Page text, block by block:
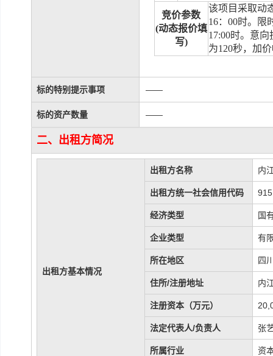
竞价参数
(动态报价填
写)
该项目采取动
16： 00时。限
17:00时。意向
为120秒， 加
标的特别提示事项 ——
标的资产数量 ——
二、出租方简况
出租方基本情况
出租方名称 内
出租方统一社会信用代码
经济类型 国
企业类型 有
所在地区 四
住所/注册地址 内
注册资本（万元）
法定代表人/负责人 张
所属行业 资